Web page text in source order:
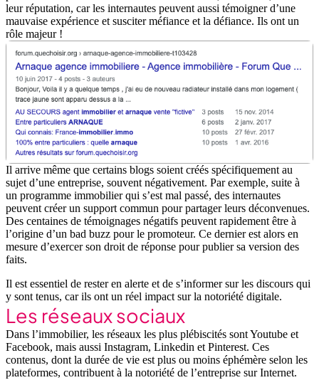
leur réputation, car les internautes peuvent aussi témoigner d’une
mauvaise expérience et susciter méfiance et la défiance. Ils ont un
rôle majeur !
Il arrive même que certains blogs soient créés spécifiquement au
sujet d’une entreprise, souvent négativement. Par exemple, suite à
un programme immobilier qui s’est mal passé, des internautes
peuvent créer un support commun pour partager leurs déconvenues.
Des centaines de témoignages négatifs peuvent rapidement être à
l’origine d’un bad buzz pour le promoteur. Ce dernier est alors en
mesure d’exercer son droit de réponse pour publier sa version des
faits.
Il est essentiel de rester en alerte et de s’informer sur les discours qui
y sont tenus, car ils ont un réel impact sur la notoriété digitale.
Les réseaux sociaux
Dans l’immobilier, les réseaux les plus plébiscités sont Youtube et
Facebook, mais aussi Instagram, Linkedin et Pinterest. Ces
contenus, dont la durée de vie est plus ou moins éphémère selon les
plateformes, contribuent à la notoriété de l’entreprise sur Internet.